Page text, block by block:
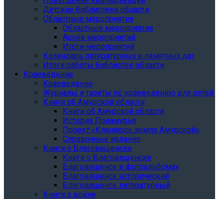
Детские библиотеки области
Областные мероприятия
Областные мероприятия
Архив мероприятий
Итоги мероприятий
Календарь литературных и памятных дат
Итоги работы библиотек области
Краеведение
Краеведение
Журналы и газеты по краеведению для детей
Книги об Амурской области
Книги об Амурской области
История Приамурья
Проект «Кланяюсь земле Амурской»
Справочные издания
Книги о Благовещенске
Книги о Благовещенске
Благовещенск в фотоальбомах
Благовещенск исторический
Благовещенск литературный
Книги о войне